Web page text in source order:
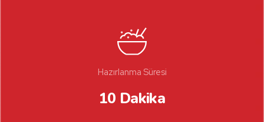
Hazırlanma Süresi
10 Dakika